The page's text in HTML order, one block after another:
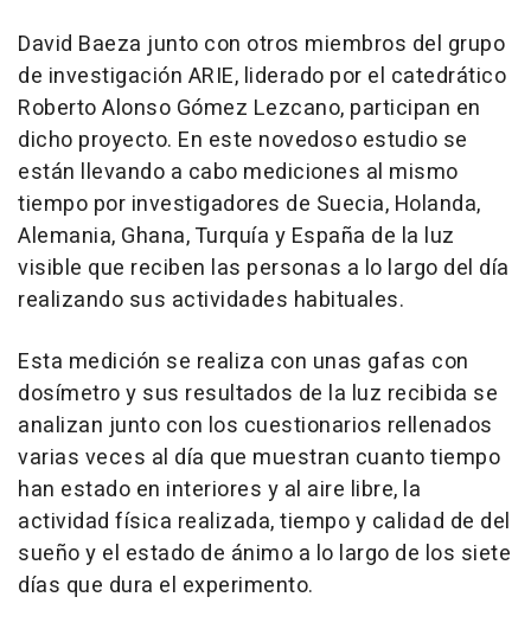
David Baeza junto con otros miembros del grupo
de investigación ARIE, liderado por el catedrático
Roberto Alonso Gómez Lezcano, participan en
dicho proyecto. En este novedoso estudio se
están llevando a cabo mediciones al mismo
tiempo por investigadores de Suecia, Holanda,
Alemania, Ghana, Turquía y España de la luz
visible que reciben las personas a lo largo del día
realizando sus actividades habituales.
Esta medición se realiza con unas gafas con
dosímetro y sus resultados de la luz recibida se
analizan junto con los cuestionarios rellenados
varias veces al día que muestran cuanto tiempo
han estado en interiores y al aire libre, la
actividad física realizada, tiempo y calidad de del
sueño y el estado de ánimo a lo largo de los siete
días que dura el experimento.